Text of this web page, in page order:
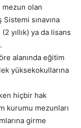
olan
sınavına
yıllık) ya da lisans
alanında eğitim
yüksekokullarına
hiçbir hak
kurumu mezunları
girme